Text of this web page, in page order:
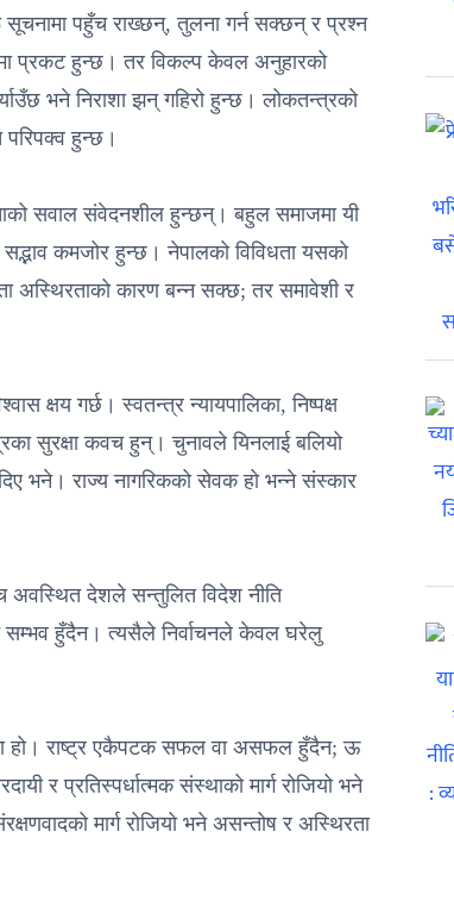
पहुँच राख्छन्, तुलना गर्न सक्छन् र प्रश्न
प्रकट हुन्छ। तर विकल्प केवल अनुहारको
भने निराशा झन् गहिरो हुन्छ। लोकतन्त्रको
परिपक्व हुन्छ।
सवाल संवेदनशील हुन्छन्। बहुल समाजमा यी
कमजोर हुन्छ। नेपालको विविधता यसको
अस्थिरताको कारण बन्न सक्छ; तर समावेशी र
क्षय गर्छ। स्वतन्त्र न्यायपालिका, निष्पक्ष
सुरक्षा कवच हुन्। चुनावले यिनलाई बलियो
भने। राज्य नागरिकको सेवक हो भन्ने संस्कार
अवस्थित देशले सन्तुलित विदेश नीति
सम्भव हुँदैन। त्यसैले निर्वाचनले केवल घरेलु
हो। राष्ट्र एकैपटक सफल वा असफल हुँदैन; ऊ
र प्रतिस्पर्धात्मक संस्थाको मार्ग रोजियो भने
मार्ग रोजियो भने असन्तोष र अस्थिरता